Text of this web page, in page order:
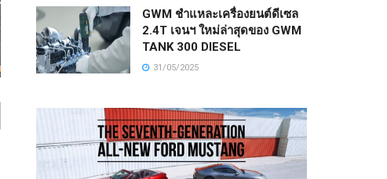
GWM ชำแหละเครื่องยนต์ดีเซล
2.4T เจนฯ ใหม่ล่าสุดของ GWM
TANK 300 DIESEL
31/05/2025